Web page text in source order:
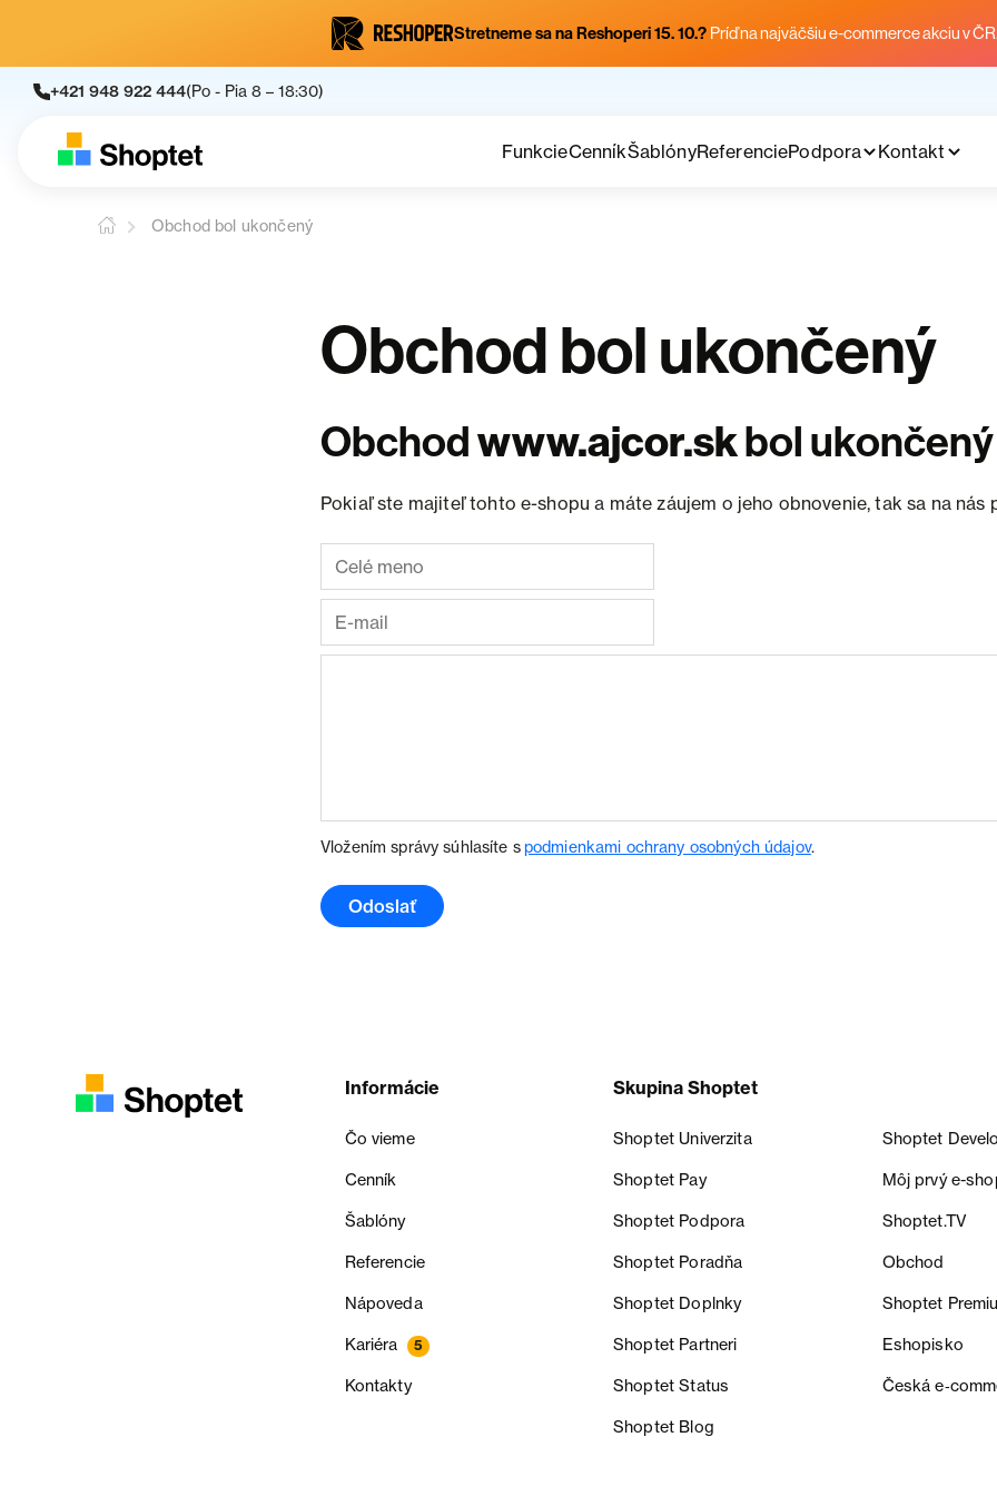
Stretneme sa na Reshoperi 15. 10.? Príď na najväčšiu e-commerce akciu v ČR.
+421 948 922 444(Po - Pia 8 – 18:30)
FunkcieCenníkŠablónyReferenciePodpora Kontakt
Obchod bol ukončený
Obchod bol ukončený
Obchodwww.ajcor.skbol ukončený
Pokiaľ ste majiteľ tohto e-shopu a máte záujem o jeho obnovenie, tak sa na nás
Vložením správy súhlasíte spodmienkami ochrany osobných údajov.
Odoslať
Informácie
Čo vieme
Cenník
Šablóny
Referencie
Nápoveda
Kariéra 5
Kontakty
Skupina Shoptet
Shoptet Univerzita Shoptet
Shoptet Pay Môj prvý e-
Shoptet Podpora Shoptet.TV
Shoptet Poradňa Obchod
Shoptet Doplnky Shoptet
Shoptet Partneri Eshopisko
Shoptet Status Česká
Shoptet Blog